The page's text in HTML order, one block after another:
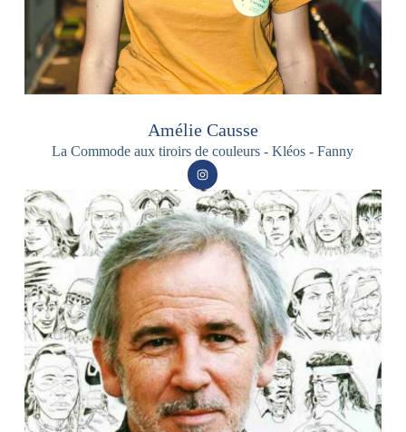
Amélie Causse
La Commode aux tiroirs de couleurs - Kléos - Fanny